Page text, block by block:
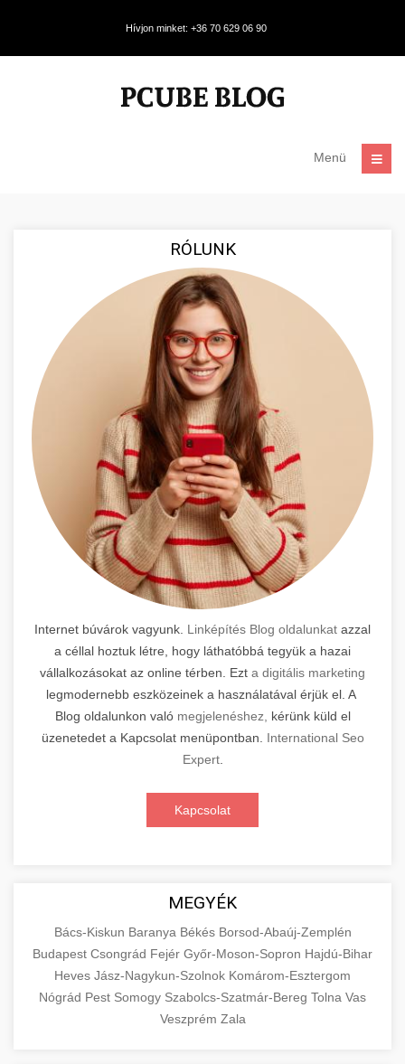
Hívjon minket: +36 70 629 06 90
Menü
RÓLUNK
Internet búvárok vagyunk. Linképítés Blog oldalunkat azzal
a céllal hoztuk létre, hogy láthatóbbá tegyük a hazai
vállalkozásokat az online térben. Ezt a digitális marketing
legmodernebb eszközeinek a használatával érjük el. A
Blog oldalunkon való megjelenéshez,
kérünk küld el
üzenetedet a Kapcsolat menüpontban. International Seo
Expert.
Kapcsolat
MEGYÉK
Bács-Kiskun Baranya Békés Borsod-Abaúj-Zemplén
Budapest Csongrád Fejér Győr-Moson-Sopron Hajdú-Bihar
Heves Jász-Nagykun-Szolnok Komárom-Esztergom
Nógrád Pest Somogy Szabolcs-Szatmár-Bereg Tolna Vas
Veszprém Zala